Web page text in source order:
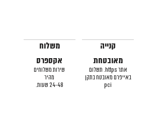
משלוח
אקספרס
שירות משלוחים
מהיר
24-48 שעות.
קנייה
מאובטחת
אתר https. תשלום
באייפרם מאובטח בתקן
pci